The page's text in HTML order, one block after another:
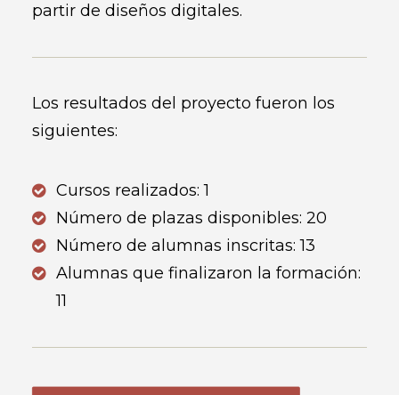
partir de diseños digitales.
Los resultados del proyecto fueron los
siguientes:
Cursos realizados: 1
Número de plazas disponibles: 20
Número de alumnas inscritas: 13
Alumnas que finalizaron la formación:
11